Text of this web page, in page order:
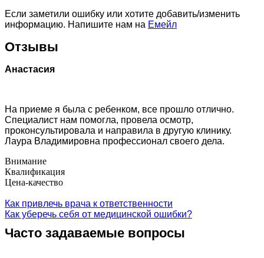
Если заметили ошибку или хотите добавить/изменить
информацию. Напишите нам на Емейл
Отзывы
Анастасия
На приеме я была с ребенком, все прошло отлично.
Специалист нам помогла, провела осмотр,
проконсультировала и направила в другую клинику.
Лаура Владимировна профессионал своего дела.
Внимание
Квалификация
Цена-качество
Как привлечь врача к ответственности
Как уберечь себя от медицинской ошибки?
Часто задаваемые вопросы